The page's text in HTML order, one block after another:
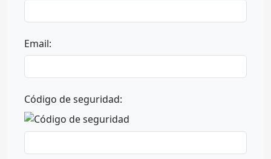
Email:
Código de seguridad: